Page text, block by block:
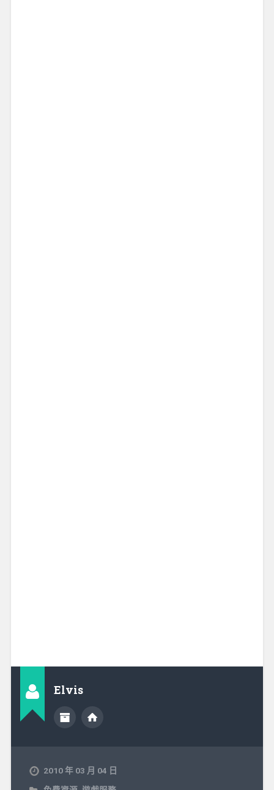
Elvis
2010 年 03 月 04 日